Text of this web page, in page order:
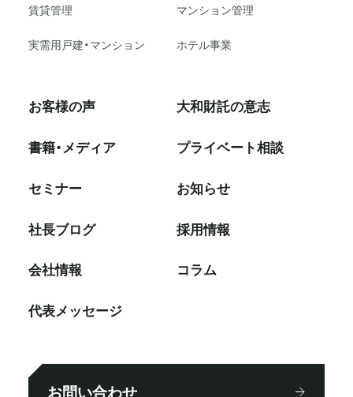
賃貸管理
マンション管理
実需用戸建・マンション
ホテル事業
お客様の声
書籍・メディア
セミナー
社⻑ブログ
会社情報
代表メッセージ
大和財託の意志
プライベート相談
お知らせ
採⽤情報
コラム
お問い合わせ